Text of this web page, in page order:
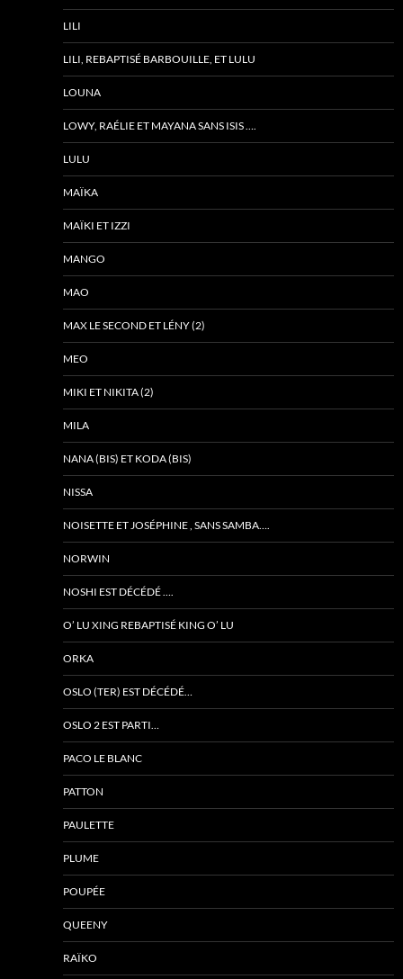
LILI
LILI, REBAPTISÉ BARBOUILLE, ET LULU
LOUNA
LOWY, RAÉLIE ET MAYANA SANS ISIS ….
LULU
MAÏKA
MAÏKI ET IZZI
MANGO
MAO
MAX LE SECOND ET LÉNY (2)
MEO
MIKI ET NIKITA (2)
MILA
NANA (BIS) ET KODA (BIS)
NISSA
NOISETTE ET JOSÉPHINE , SANS SAMBA….
NORWIN
NOSHI EST DÉCÉDÉ ….
O’ LU XING REBAPTISÉ KING O’ LU
ORKA
OSLO (TER) EST DÉCÉDÉ…
OSLO 2 EST PARTI…
PACO LE BLANC
PATTON
PAULETTE
PLUME
POUPÉE
QUEENY
RAÏKO